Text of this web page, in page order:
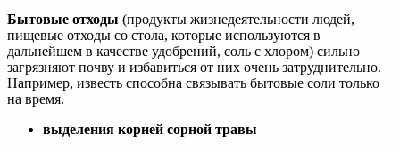
Бытовые отходы (продукты жизнедеятельности людей,
пищевые отходы со стола, которые используются в
дальнейшем в качестве удобрений, соль с хлором) сильно
загрязняют почву и избавиться от них очень затруднительно.
Например, известь способна связывать бытовые соли только
на время.
выделения корней сорной травы